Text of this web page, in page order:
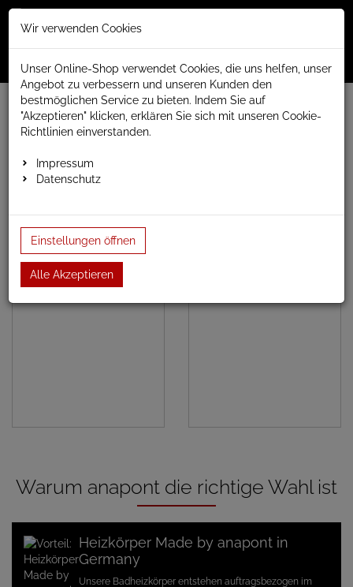
Menü
www.anapont.eu
elektrischer Badheizkörper
Quadrus Bold elektrisch
Baubreite 450mm
Bauhöhe 870mm
Warum anapont die richtige Wahl ist
Heizkörper Made by anapont in
Germany
Unsere Badheizkörper entstehen auftragsbezogen im
Wir verwenden Cookies
Unser Online-Shop verwendet Cookies, die uns helfen, unser
Angebot zu verbessern und unseren Kunden den
bestmöglichen Service zu bieten. Indem Sie auf
"Akzeptieren" klicken, erklären Sie sich mit unseren Cookie-
Richtlinien einverstanden.
Impressum
Datenschutz
Einstellungen öffnen
Alle Akzeptieren